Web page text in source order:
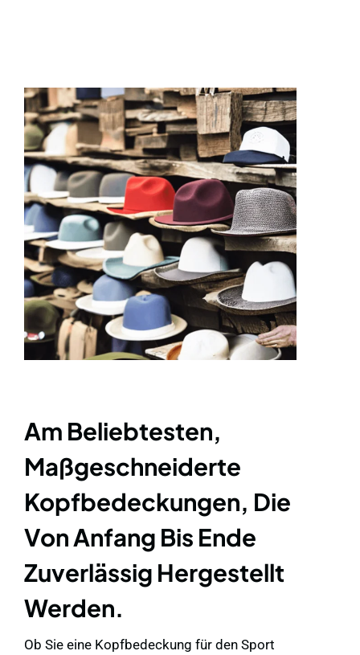
Am Beliebtesten,
Maßgeschneiderte
Kopfbedeckungen, Die
Von Anfang Bis Ende
Zuverlässig Hergestellt
Werden.
Ob Sie eine Kopfbedeckung für den Sport